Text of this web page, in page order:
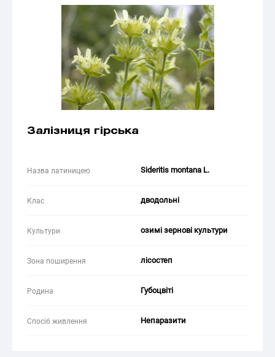
Залізниця гірська
Назва латиницею Sideritis montana L.
Клас дводольні
Культури озимі зернові культури
Зона поширення лісостеп
Родина Губоцвіті
Спосіб живлення Непаразити